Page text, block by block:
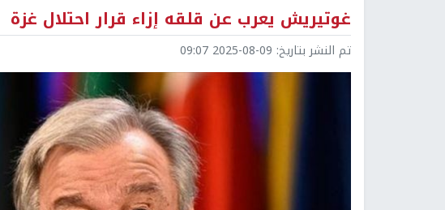
غوتيريش يعرب عن قلقه إزاء قرار احتلال غزة
تم النشر بتاريخ: 2025-08-09 09:07